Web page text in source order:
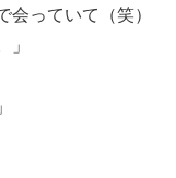
っていて（笑）
」